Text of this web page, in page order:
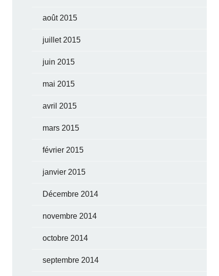
août 2015
juillet 2015
juin 2015
mai 2015
avril 2015
mars 2015
février 2015
janvier 2015
Décembre 2014
novembre 2014
octobre 2014
septembre 2014